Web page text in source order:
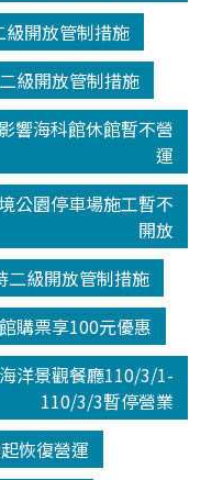
級開放管制措施
級開放管制措施
響海科館休館暫不營
運
公園停車場施工暫不
開放
二級開放管制措施
購票享100元優惠
洋景觀餐廳110/3/1-
110/3/3暫停營業
恢復營運